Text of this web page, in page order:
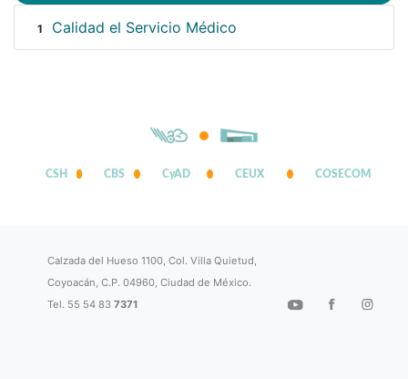
1 Calidad el Servicio Médico
CSH CBS CyAD CEUX COSECOM
Calzada del Hueso 1100, Col. Villa Quietud,
Coyoacán, C.P. 04960, Ciudad de México.
Tel. 55 54 837371